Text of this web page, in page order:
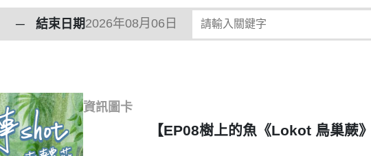
結束日期 請輸入關鍵字
資訊圖卡
【EP08樹上的魚《Lokot 鳥巢蕨